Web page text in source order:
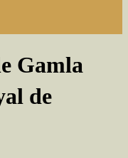
Gamla
de